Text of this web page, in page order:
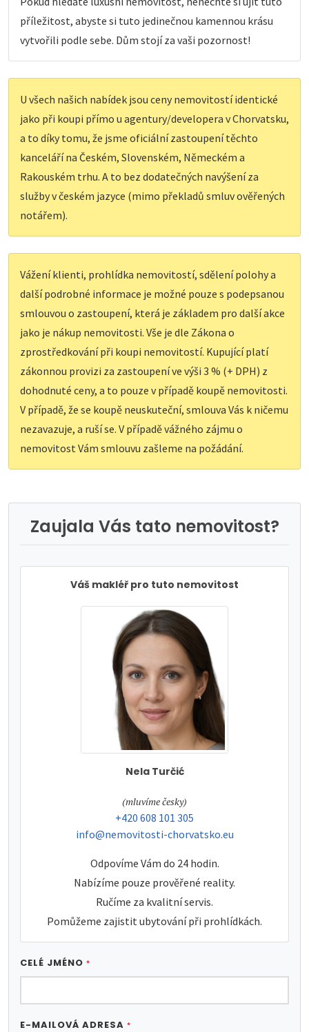
příležitost, abyste si tuto jedinečnou kamennou krásu
vytvořili podle sebe. Dům stojí za vaši pozornost!
U všech našich nabídek jsou ceny nemovitostí identické
jako při koupi přímo u agentury/developera v Chorvatsku,
a to díky tomu, že jsme oficiální zastoupení těchto
kanceláří na Českém, Slovenském, Německém a
Rakouském trhu. A to bez dodatečných navýšení za
služby v českém jazyce (mimo překladů smluv ověřených
notářem).
Vážení klienti, prohlídka nemovitostí, sdělení polohy a
další podrobné informace je možné pouze s podepsanou
smlouvou o zastoupení, která je základem pro další akce
jako je nákup nemovitosti. Vše je dle Zákona o
zprostředkování při koupi nemovitostí. Kupující platí
zákonnou provizi za zastoupení ve výši 3 % (+ DPH) z
dohodnuté ceny, a to pouze v případě koupě nemovitosti.
V případě, že se koupě neuskuteční, smlouva Vás k ničemu
nezavazuje, a ruší se. V případě vážného zájmu o
nemovitost Vám smlouvu zašleme na požádání.
Zaujala Vás tato nemovitost?
Váš makléř pro tuto nemovitost
Nela Turčić
tel:
(mluvíme česky)
tel:
+420 608 101 305
e-mail:
info@nemovitosti-chorvatsko.eu
Odpovíme Vám do 24 hodin.
Nabízíme pouze prověřené reality.
Ručíme za kvalitní servis.
Pomůžeme zajistit ubytování při prohlídkách.
CELÉ JMÉNO *
E-MAILOVÁ ADRESA *